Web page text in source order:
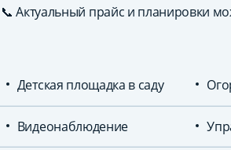
📞 Актуальный прайс и планировки
Детская площадка в саду
Видеонаблюдение